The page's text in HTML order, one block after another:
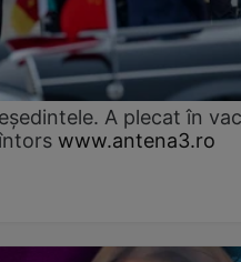
A plecat în
www.antena3.ro